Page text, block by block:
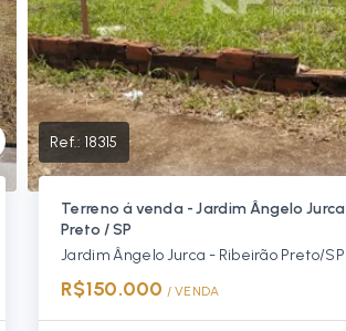
Ref.: 18315
Terreno á venda - Jardim Ângelo
Preto / SP
Jardim Ângelo Jurca - Ribeirão Preto/SP
R$150.000 / VENDA